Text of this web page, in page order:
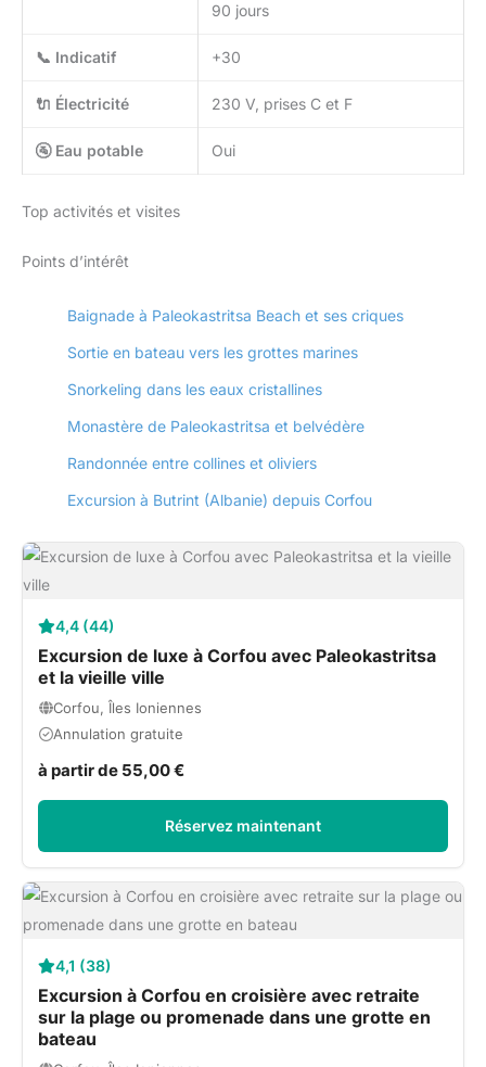
90 jours
📞 Indicatif +30
🔌 Électricité 230 V, prises C et F
🚰 Eau potable Oui
Top activités et visites
Points d’intérêt
Baignade à Paleokastritsa Beach et ses criques
Sortie en bateau vers les grottes marines
Snorkeling dans les eaux cristallines
Monastère de Paleokastritsa et belvédère
Randonnée entre collines et oliviers
Excursion à Butrint (Albanie) depuis Corfou
4,4 (44)
Excursion de luxe à Corfou avec Paleokastritsa
et la vieille ville
Corfou, Îles Ioniennes
Annulation gratuite
à partir de 55,00 €
Réservez maintenant
4,1 (38)
Excursion à Corfou en croisière avec retraite
sur la plage ou promenade dans une grotte en
bateau